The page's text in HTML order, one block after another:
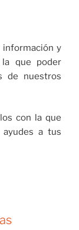
y
la que poder
de nuestros
con la que
a tus